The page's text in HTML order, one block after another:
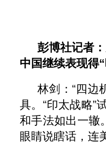
彭博社记者
中国继续表现得
林剑：“四边
具。“印太战略”
和手法如出一辙
眼睛说瞎话，连